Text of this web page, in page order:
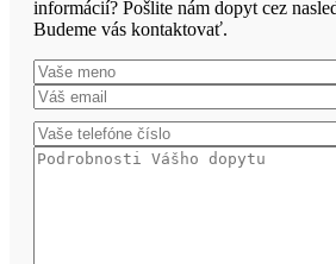
informácií? Pošlite nám dopyt cez
Budeme vás kontaktovať.